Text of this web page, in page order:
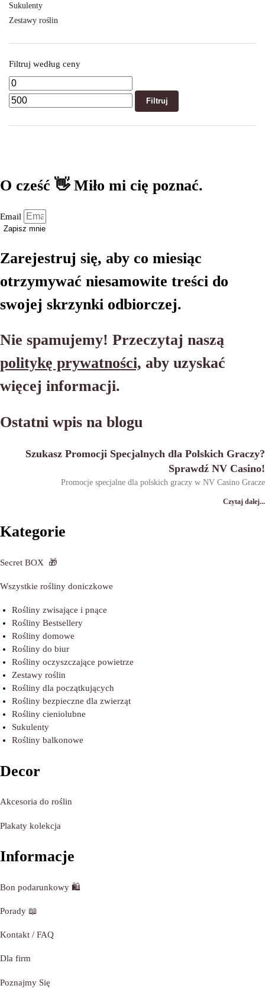
Sukulenty
Zestawy roślin
Filtruj według ceny
Filtruj
O cześć 👋 Miło mi cię poznać.
Email
Zapisz mnie
Zarejestruj się, aby co miesiąc
otrzymywać niesamowite treści do
swojej skrzynki odbiorczej.
Nie spamujemy! Przeczytaj naszą
politykę prywatności, aby uzyskać
więcej informacji.
Ostatni wpis na blogu
Szukasz Promocji Specjalnych dla Polskich Graczy?
Sprawdź NV Casino!
Promocje specjalne dla polskich graczy w NV Casino Gracze
Czytaj dalej...
Kategorie
Secret BOX 🎁
Wszystkie rośliny doniczkowe
Rośliny zwisające i pnące
Rośliny Bestsellery
Rośliny domowe
Rośliny do biur
Rośliny oczyszczające powietrze
Zestawy roślin
Rośliny dla początkujących
Rośliny bezpieczne dla zwierząt
Rośliny cieniolubne
Sukulenty
Rośliny balkonowe
Decor
Akcesoria do roślin
Plakaty kolekcja
Informacje
Bon podarunkowy 🛍️
Porady 📖
Kontakt / FAQ
Dla firm
Poznajmy Się